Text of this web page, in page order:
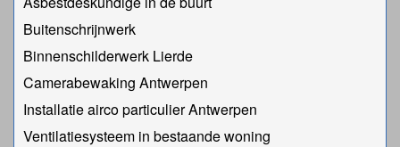
Buitenschrijnwerk
Binnenschilderwerk Lierde
Camerabewaking Antwerpen
Installatie airco particulier Antwerpen
Ventilatiesysteem in bestaande woning